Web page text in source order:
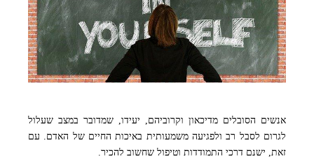
אנשים הסובלים מדיכאון וקרוביהם, יעידו, שמדובר במצב שעלול
לגרום לסבל רב ולפגיעה משמעותית באיכות החיים של האדם. עם
זאת, ישנם דרכי התמודדות וטיפול שחשוב להכיר.